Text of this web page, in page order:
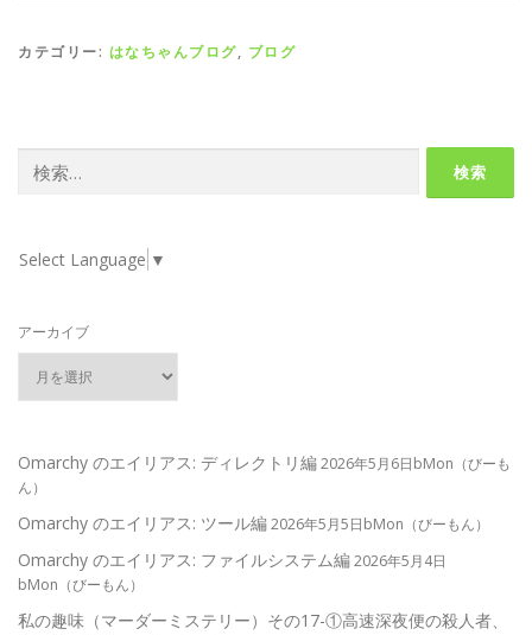
カテゴリー: はなちゃんブログ, ブログ
索:
Select Language ▼
アーカイブ
Omarchy のエイリアス: ディレクトリ編2026年5月6日bMon（びーも
ん）
Omarchy のエイリアス: ツール編2026年5月5日bMon（びーもん）
Omarchy のエイリアス: ファイルシステム編2026年5月4日
bMon（びーもん）
私の趣味（マーダーミステリー）その17-①高速深夜便の殺人者、